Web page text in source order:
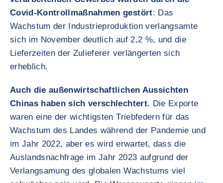
Covid-Kontrollmaßnahmen gestört: Das
Wachstum der Industrieproduktion verlangsamte
sich im November deutlich auf 2,2 %, und die
Lieferzeiten der Zulieferer verlängerten sich
erheblich.
Auch die außenwirtschaftlichen Aussichten
Chinas haben sich verschlechtert. Die Exporte
waren eine der wichtigsten Triebfedern für das
Wachstum des Landes während der Pandemie und
im Jahr 2022, aber es wird erwartet, dass die
Auslandsnachfrage im Jahr 2023 aufgrund der
Verlangsamung des globalen Wachstums viel